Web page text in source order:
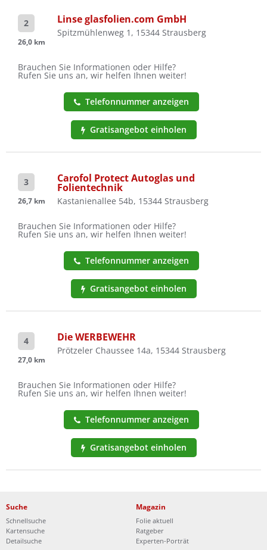
2
26,0 km
Linse glasfolien.com GmbH
Spitzmühlenweg 1, 15344 Strausberg
Brauchen Sie Informationen oder Hilfe?
Rufen Sie uns an, wir helfen Ihnen weiter!
Telefonnummer anzeigen
Gratisangebot einholen
3
26,7 km
Carofol Protect Autoglas und
Folientechnik
Kastanienallee 54b, 15344 Strausberg
Brauchen Sie Informationen oder Hilfe?
Rufen Sie uns an, wir helfen Ihnen weiter!
Telefonnummer anzeigen
Gratisangebot einholen
4
27,0 km
Die WERBEWEHR
Prötzeler Chaussee 14a, 15344 Strausberg
Brauchen Sie Informationen oder Hilfe?
Rufen Sie uns an, wir helfen Ihnen weiter!
Telefonnummer anzeigen
Gratisangebot einholen
Suche
Schnellsuche
Kartensuche
Detailsuche
Magazin
Folie aktuell
Ratgeber
Experten-Porträt